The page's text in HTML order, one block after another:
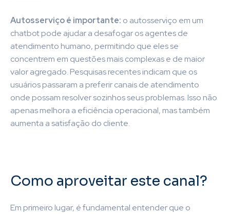
Autosserviço é importante: o autosserviço em um
chatbot pode ajudar a desafogar os agentes de
atendimento humano, permitindo que eles se
concentrem em questões mais complexas e de maior
valor agregado. Pesquisas recentes indicam que os
usuários passaram a preferir canais de atendimento
onde possam resolver sozinhos seus problemas. Isso não
apenas melhora a eficiência operacional, mas também
aumenta a satisfação do cliente.
Como aproveitar este canal?
Em primeiro lugar, é fundamental entender que o